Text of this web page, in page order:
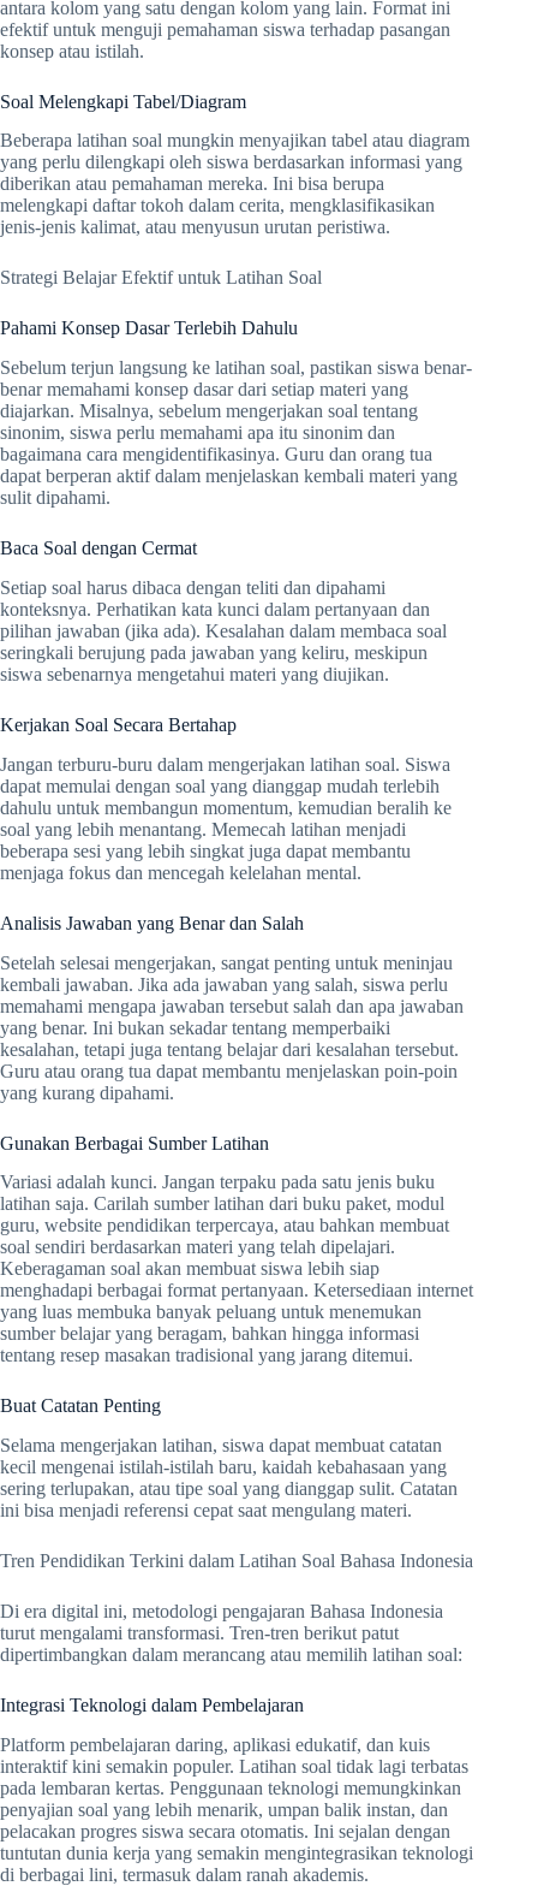
antara kolom yang satu dengan kolom yang lain. Format ini
efektif untuk menguji pemahaman siswa terhadap pasangan
konsep atau istilah.
Soal Melengkapi Tabel/Diagram
Beberapa latihan soal mungkin menyajikan tabel atau diagram
yang perlu dilengkapi oleh siswa berdasarkan informasi yang
diberikan atau pemahaman mereka. Ini bisa berupa
melengkapi daftar tokoh dalam cerita, mengklasifikasikan
jenis-jenis kalimat, atau menyusun urutan peristiwa.
Strategi Belajar Efektif untuk Latihan Soal
Pahami Konsep Dasar Terlebih Dahulu
Sebelum terjun langsung ke latihan soal, pastikan siswa benar-
benar memahami konsep dasar dari setiap materi yang
diajarkan. Misalnya, sebelum mengerjakan soal tentang
sinonim, siswa perlu memahami apa itu sinonim dan
bagaimana cara mengidentifikasinya. Guru dan orang tua
dapat berperan aktif dalam menjelaskan kembali materi yang
sulit dipahami.
Baca Soal dengan Cermat
Setiap soal harus dibaca dengan teliti dan dipahami
konteksnya. Perhatikan kata kunci dalam pertanyaan dan
pilihan jawaban (jika ada). Kesalahan dalam membaca soal
seringkali berujung pada jawaban yang keliru, meskipun
siswa sebenarnya mengetahui materi yang diujikan.
Kerjakan Soal Secara Bertahap
Jangan terburu-buru dalam mengerjakan latihan soal. Siswa
dapat memulai dengan soal yang dianggap mudah terlebih
dahulu untuk membangun momentum, kemudian beralih ke
soal yang lebih menantang. Memecah latihan menjadi
beberapa sesi yang lebih singkat juga dapat membantu
menjaga fokus dan mencegah kelelahan mental.
Analisis Jawaban yang Benar dan Salah
Setelah selesai mengerjakan, sangat penting untuk meninjau
kembali jawaban. Jika ada jawaban yang salah, siswa perlu
memahami mengapa jawaban tersebut salah dan apa jawaban
yang benar. Ini bukan sekadar tentang memperbaiki
kesalahan, tetapi juga tentang belajar dari kesalahan tersebut.
Guru atau orang tua dapat membantu menjelaskan poin-poin
yang kurang dipahami.
Gunakan Berbagai Sumber Latihan
Variasi adalah kunci. Jangan terpaku pada satu jenis buku
latihan saja. Carilah sumber latihan dari buku paket, modul
guru, website pendidikan terpercaya, atau bahkan membuat
soal sendiri berdasarkan materi yang telah dipelajari.
Keberagaman soal akan membuat siswa lebih siap
menghadapi berbagai format pertanyaan. Ketersediaan internet
yang luas membuka banyak peluang untuk menemukan
sumber belajar yang beragam, bahkan hingga informasi
tentang resep masakan tradisional yang jarang ditemui.
Buat Catatan Penting
Selama mengerjakan latihan, siswa dapat membuat catatan
kecil mengenai istilah-istilah baru, kaidah kebahasaan yang
sering terlupakan, atau tipe soal yang dianggap sulit. Catatan
ini bisa menjadi referensi cepat saat mengulang materi.
Tren Pendidikan Terkini dalam Latihan Soal Bahasa Indonesia
Di era digital ini, metodologi pengajaran Bahasa Indonesia
turut mengalami transformasi. Tren-tren berikut patut
dipertimbangkan dalam merancang atau memilih latihan soal:
Integrasi Teknologi dalam Pembelajaran
Platform pembelajaran daring, aplikasi edukatif, dan kuis
interaktif kini semakin populer. Latihan soal tidak lagi terbatas
pada lembaran kertas. Penggunaan teknologi memungkinkan
penyajian soal yang lebih menarik, umpan balik instan, dan
pelacakan progres siswa secara otomatis. Ini sejalan dengan
tuntutan dunia kerja yang semakin mengintegrasikan teknologi
di berbagai lini, termasuk dalam ranah akademis.